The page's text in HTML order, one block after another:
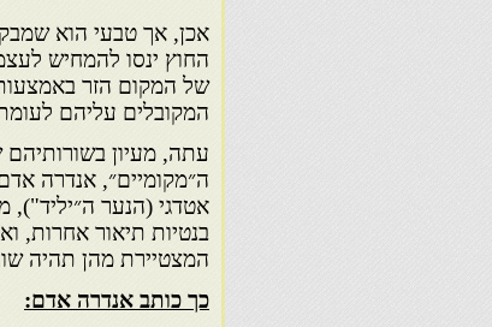
אכן, אך טבעי הוא
החוץ ינסו להמחיש
של המקום הזר
המקובלים עליהם
עתה, מעיון
ה״מקומיים״, אנדרה
אטדגי (הנער ה״יליד"),
בנטיות תיאור אחרות,
המצטיירת מהן תהיה
כך כותב אנדרה אדם: